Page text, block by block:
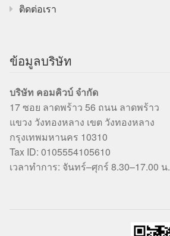
ติดต่อเรา
ข้อมูลบริษัท
บริษัท คอมคิวบ์ จำกัด
17 ซอย ลาดพร้าว 56 ถนน ลาดพร้าว
แขวง วังทองหลาง เขต วังทองหลาง
กรุงเทพมหานคร 10310
Tax ID: 0105554105610
เวลาทำการ: จันทร์–ศุกร์ 8.30–17.00 น.